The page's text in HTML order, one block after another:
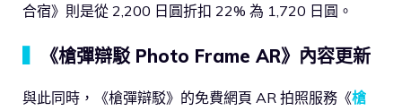
合宿》則是從 2,200 日圓折扣 22% 為 1,720 日圓。
《槍彈辯駁 Photo Frame AR》內容更新
與此同時，《槍彈辯駁》的免費網頁 AR 拍照服務《槍